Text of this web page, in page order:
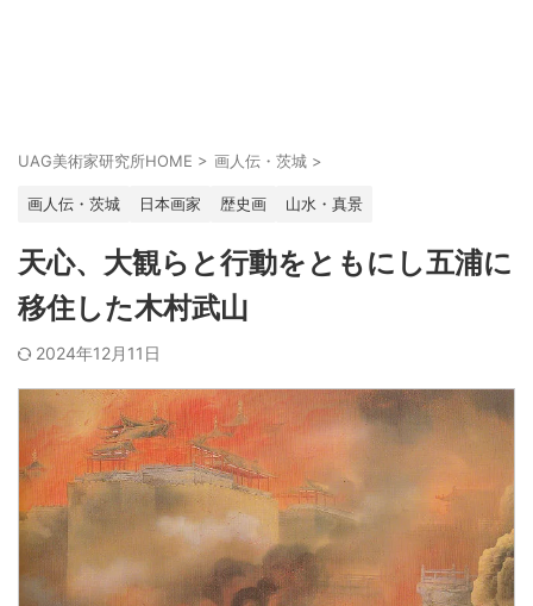
UAG美術家研究所HOME > 画人伝・茨城 >
画人伝・茨城 日本画家 歴史画 山水・真景
天心、大観らと行動をともにし五浦に
移住した木村武山
2024年12月11日